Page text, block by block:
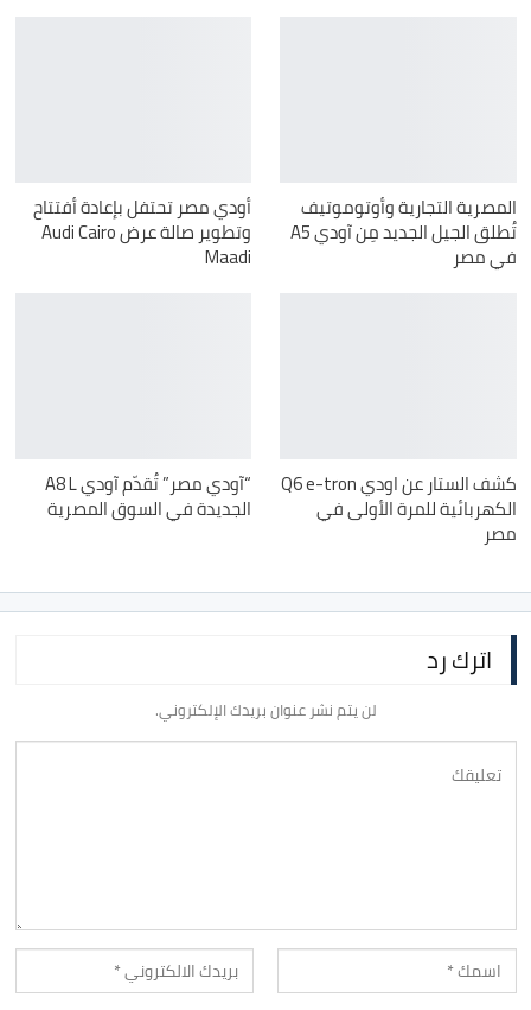
المصرية التجارية وأوتوموتيف
تُطلق الجيل الجديد مِن آودي A5
في مصر
أودي مصر تحتفل بإعادة أفتتاح
وتطوير صالة عرض Audi Cairo
Maadi
كشف الستار عن اودي Q6 e-tron
الكهربائية للمرة الأولى في
مصر
“آودي مصر” تُقدّم آودي A8 L
الجديدة في السوق المصرية
اترك رد
لن يتم نشر عنوان بريدك الإلكتروني.